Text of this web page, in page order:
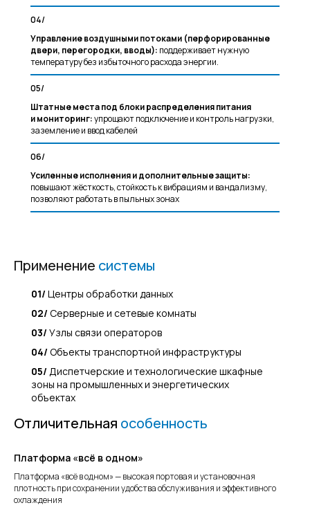
Высокая грузоподъёмность
Масштабирование от одного
Быстрый сервис: съёмные
организациям.
Богатая экосистема
Соответствие требованиям по
безопасности, поддержка
Управление воздушными потоками (перфорированные
двери, перегородки, вводы): поддерживает нужную
температуру без избыточного расхода энергии.
Штатные места под блоки распределения питания
и мониторинг:упрощают подключение и контроль нагрузки,
заземление и ввод кабелей
04/
05/
Усиленные исполнения и дополнительные защиты:
повышают жёсткость, стойкость к вибрациям и вандализму,
позволяют работать в пыльных зонах
06/
Применение системы
01/ Центры обработки данных
02/ Серверные и сетевые комнаты
03/ Узлы связи операторов
04/ Объекты транспортной инфраструктуры
05/ Диспетчерские и технологические шкафные
зоны на промышленных и энергетических
объектах
Отличительная особенность
Платформа «всё в одном»
Платформа «всё в одном» — высокая портовая и установочная
плотность при сохранении удобства обслуживания и эффективного
охлаждения